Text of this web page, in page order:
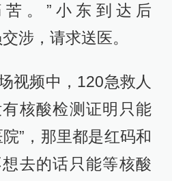
。”小东到达后
涉，请求送医。
视频中，120急救人
核酸检测证明只能
”，那里都是红码和
去的话只能等核酸